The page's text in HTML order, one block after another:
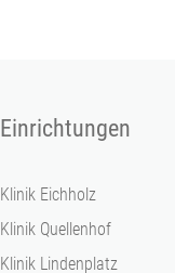
Einrichtungen
Klinik Eichholz
Klinik Quellenhof
Klinik Lindenplatz